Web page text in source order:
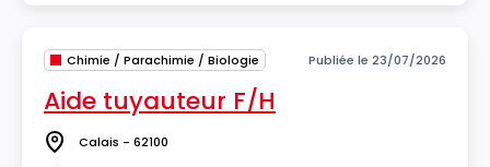
Chimie / Parachimie / Biologie Publiée le 23/07/2026
Aide tuyauteur F/H
Lieu Calais - 62100